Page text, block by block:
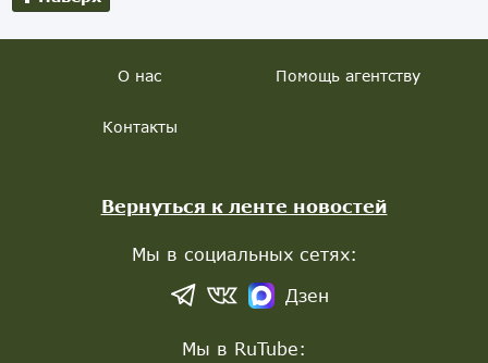
О нас Помощь агентству
Контакты
Вернуться к ленте новостей
Мы в социальных сетях:
Дзен
Мы в RuTube: